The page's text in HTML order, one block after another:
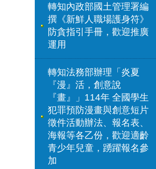
轉知內政部國土管理署編
撰《新鮮人職場護身符》
防貪指引手冊，歡迎推廣
運用
轉知法務部辦理「炎夏
『漫』活，創意說
『畫』」114年 全國學生
犯罪預防漫畫與創意短片
徵件活動辦法、報名表、
海報等各乙份，歡迎適齡
青少年兒童，踴躍報名參
加